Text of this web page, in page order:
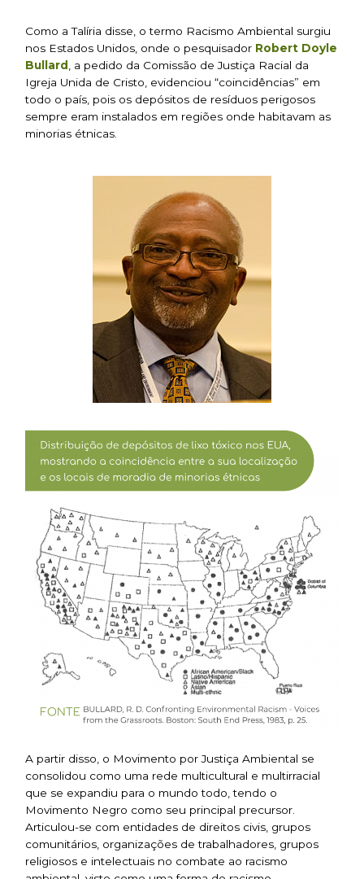
Como a Talíria disse, o termo Racismo Ambiental surgiu
nos Estados Unidos, onde o pesquisador Robert Doyle
Bullard , a pedido da Comissão de Justiça Racial da
Igreja Unida de Cristo, evidenciou “coincidências” em
todo o país, pois os depósitos de resíduos perigosos
sempre eram instalados em regiões onde habitavam as
minorias étnicas.
A partir disso, o Movimento por Justiça Ambiental se
consolidou como uma rede multicultural e multirracial
que se expandiu para o mundo todo, tendo o
Movimento Negro como seu principal precursor.
Articulou-se com entidades de direitos civis, grupos
comunitários, organizações de trabalhadores, grupos
religiosos e intelectuais no combate ao racismo